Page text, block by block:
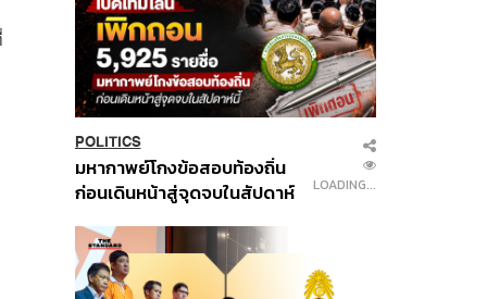
POLITICS
มหากาพย์โกงข้อสอบท้องถิ่น
ก่อนเดินหน้าสู่จุดจบในสัปดาห์
LOADING...